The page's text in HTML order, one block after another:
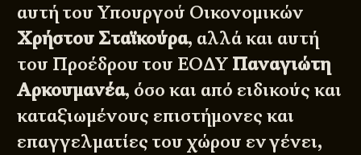
αυτή του Υπουργού Οικονομικών
Χρήστου Σταϊκούρα, αλλά και αυτή
του Προέδρου του ΕΟΔΥ Παναγιώτη
Αρκουμανέα, όσο και από ειδικούς και
καταξιωμένους επιστήμονες και
επαγγελματίες του χώρου εν γένει,